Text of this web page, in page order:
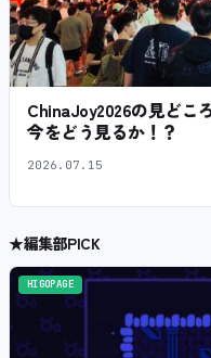
ChinaJoy2026の見どこ
今をどう見るか！？
2026.07.15
★編集部PICK
HIGOPAGE